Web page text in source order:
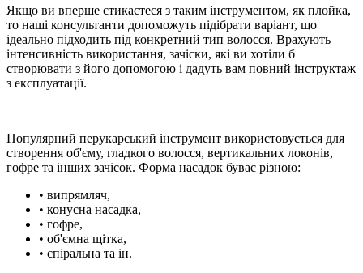
Якщо ви вперше стикаєтеся з таким інструментом, як плойка,
то наші консультанти допоможуть підібрати варіант, що
ідеально підходить під конкретний тип волосся. Врахують
інтенсивність використання, зачіски, які ви хотіли б
створювати з його допомогою і дадуть вам повний інструктаж
з експлуатації.
Популярний перукарський інструмент використовується для
створення об'єму, гладкого волосся, вертикальних локонів,
гофре та інших зачісок. Форма насадок буває різною:
• випрямляч,
• конусна насадка,
• гофре,
• об'ємна щітка,
• спіральна та ін.